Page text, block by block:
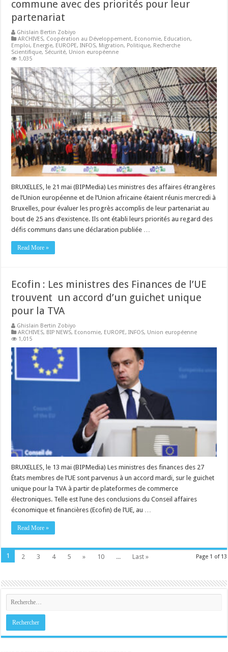
commune avec des priorités pour leur
partenariat
Ghislain Bertin Zobiyo
ARCHIVES, Coopération au Développement, Economie, Education,
Emploi, Energie, EUROPE,INFOS, Migration, Politique, Recherche
Scientifique, Sécurité, Union européenne
1,035
BRUXELLES, le 21 mai (BIPMedia) Les ministres des affaires étrangères
de l’Union européenne et de l’Union africaine étaient réunis mercredi à
Bruxelles, pour évaluer les progrès accomplis de leur partenariat au
bout de 25 ans d’existence. Ils ont établi leurs priorités au regard des
défis communs dans une déclaration publiée …
Read More »
Ecofin : Les ministres des Finances de l’UE
trouvent un accord d’un guichet unique
pour la TVA
Ghislain Bertin Zobiyo
ARCHIVES, BIP NEWS, Economie, EUROPE,INFOS, Union européenne
1,015
BRUXELLES, le 13 mai (BIPMedia) Les ministres des finances des 27
États membres de l’UE sont parvenus à un accord mardi, sur le guichet
unique pour la TVA à partir de plateformes de commerce
électroniques. Telle est l’une des conclusions du Conseil affaires
économique et financières (Ecofin) de l’UE, au …
Read More »
Page 1 of 13
1 2 3 4 5 » 10 ... Last »